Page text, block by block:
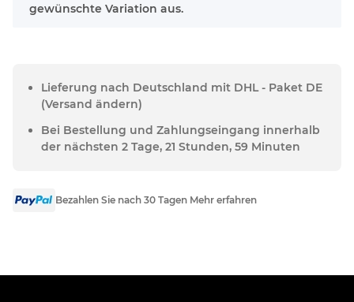
gewünschte Variation aus.
Lieferung nach Deutschland mit DHL - Paket DE
(Versand ändern)
Bei Bestellung und Zahlungseingang innerhalb
der nächsten 2 Tage, 21 Stunden, 59 Minuten
Bezahlen Sie nach 30 Tagen Mehr erfahren